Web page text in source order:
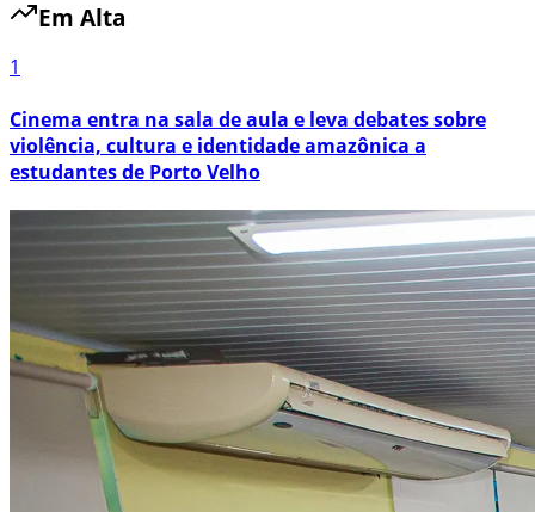
Em Alta
1
Cinema entra na sala de aula e leva debates sobre
violência, cultura e identidade amazônica a
estudantes de Porto Velho